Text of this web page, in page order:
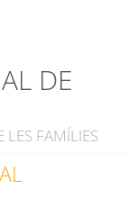
DE
LES FAMÍLIES